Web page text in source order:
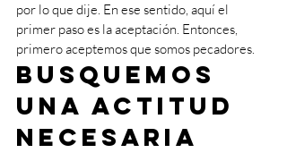
por lo que dije. En ese sentido, aquí el
primer paso es la aceptación. Entonces,
primero aceptemos que somos pecadores.
Busquemos
una actitud
necesaria